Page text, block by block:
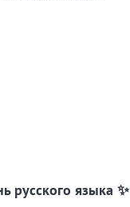
русского языка ✨